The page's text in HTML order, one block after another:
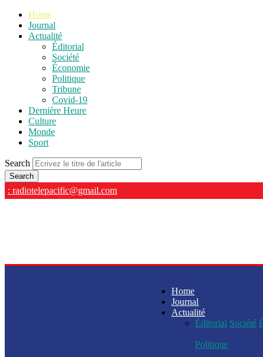
Home
Journal
Actualité
Éditorial
Société
Économie
Politique
Tribune
Covid-19
Dernière Heure
Culture
Monde
Sport
Search
: radiotelepacific@gmail.com
Home
Journal
Actualité
Éditorial Société
Politique